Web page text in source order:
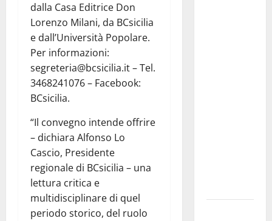
dalla Casa Editrice Don
Lorenzo Milani, da BCsicilia
e dall’Università Popolare.
Per informazioni:
segreteria@bcsicilia.it – Tel.
3468241076 – Facebook:
BCsicilia.
“Il convegno intende offrire
– dichiara Alfonso Lo
Cascio, Presidente
regionale di BCsicilia – una
lettura critica e
multidisciplinare di quel
periodo storico, del ruolo